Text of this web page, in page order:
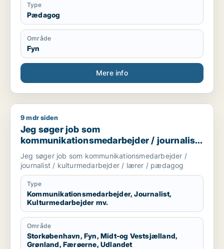
Type
Pædagog
Område
Fyn
Mere info
Jeg søger job som kommunikationsmedarbejder /
9 mdr siden
Jeg søger job som
kommunikationsmedarbejder / journalist
/ kulturmedarbejder / lærer / pædagog
Jeg søger job som kommunikationsmedarbejder /
journalist / kulturmedarbejder / lærer / pædagog
Type
Kommunikationsmedarbejder, Journalist,
Kulturmedarbejder mv.
Område
Storkøbenhavn, Fyn, Midt-og Vestsjælland,
Grønland, Færøerne, Udlandet